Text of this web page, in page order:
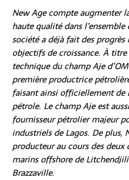
New Age compte augmenter
haute qualité dans
société a déjà fait des
objectifs de croissance. À
technique du champ Aje
première productrice
faisant ainsi officiellement de
pétrole. Le champ Aje est
fournisseur pétrolier majeur
industriels de Lagos. De plus,
producteur au cours des deux
marins offshore de
Brazzaville.